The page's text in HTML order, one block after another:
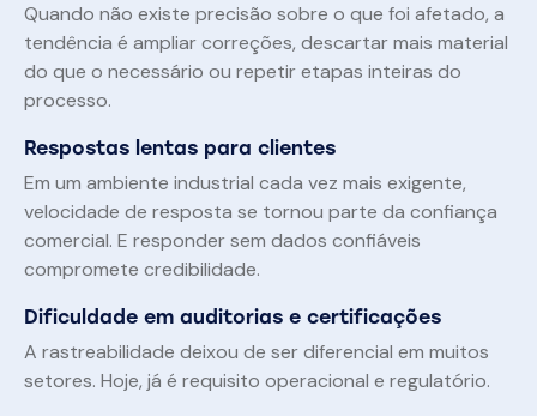
Quando não existe precisão sobre o que foi afetado, a
tendência é ampliar correções, descartar mais material
do que o necessário ou repetir etapas inteiras do
processo.
Respostas lentas para clientes
Em um ambiente industrial cada vez mais exigente,
velocidade de resposta se tornou parte da confiança
comercial. E responder sem dados confiáveis
compromete credibilidade.
Dificuldade em auditorias e certificações
A rastreabilidade deixou de ser diferencial em muitos
setores. Hoje, já é requisito operacional e regulatório.